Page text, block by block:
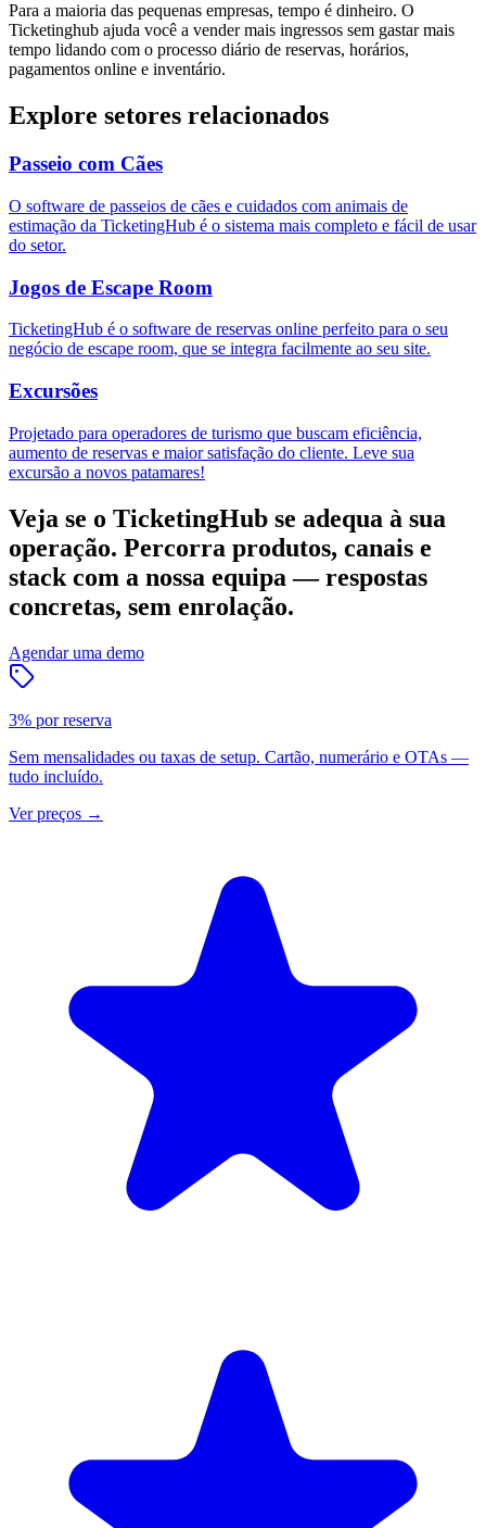
Para a maioria das pequenas empresas, tempo é dinheiro. O
Ticketinghub ajuda você a vender mais ingressos sem gastar mais
tempo lidando com o processo diário de reservas, horários,
pagamentos online e inventário.
Explore setores relacionados
Passeio com Cães
O software de passeios de cães e cuidados com animais de
estimação da TicketingHub é o sistema mais completo e fácil de usar
do setor.
Jogos de Escape Room
TicketingHub é o software de reservas online perfeito para o seu
negócio de escape room, que se integra facilmente ao seu site.
Excursões
Projetado para operadores de turismo que buscam eficiência,
aumento de reservas e maior satisfação do cliente. Leve sua
excursão a novos patamares!
Veja se o TicketingHub se adequa à sua
operação. Percorra produtos, canais e
stack com a nossa equipa — respostas
concretas, sem enrolação.
Agendar uma demo
3% por reserva
Sem mensalidades ou taxas de setup. Cartão, numerário e OTAs —
tudo incluído.
Ver preços →